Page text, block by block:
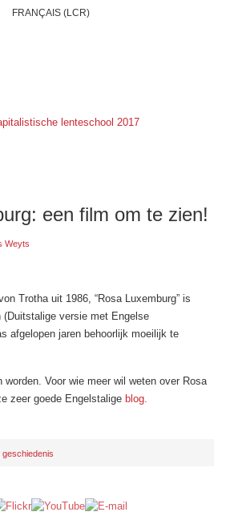
FRANÇAIS (LCR)
een film om te zien!
Weyts
Trotha uit 1986, “Rosa Luxemburg” is
versie met Engelse
afgelopen jaren behoorlijk moeilijk te
worden. Voor wie meer wil weten over Rosa
zeer goede Engelstalige blog.
geschiedenis